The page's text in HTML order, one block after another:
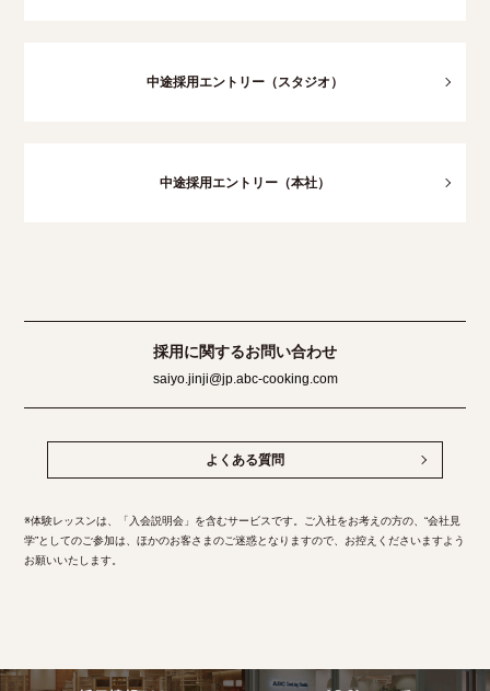
中途採用エントリー（スタジオ）
中途採用エントリー（本社）
採用に関するお問い合わせ
saiyo.jinji@jp.abc-cooking.com
よくある質問
※体験レッスンは、「入会説明会」を含むサービスです。ご入社をお考えの方の、“会社見
学”としてのご参加は、ほかのお客さまのご迷惑となりますので、お控えくださいますよう
お願いいたします。